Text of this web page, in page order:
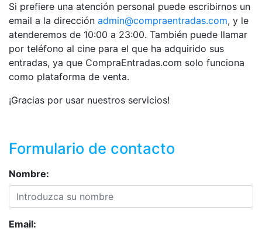
Si prefiere una atención personal puede escribirnos un
email a la dirección admin@compraentradas.com, y le
atenderemos de 10:00 a 23:00. También puede llamar
por teléfono al cine para el que ha adquirido sus
entradas, ya que CompraEntradas.com solo funciona
como plataforma de venta.
¡Gracias por usar nuestros servicios!
Formulario de contacto
Nombre:
Email: